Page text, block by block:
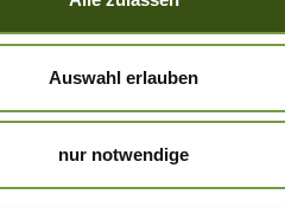
Auswahl erlauben
nur notwendige
kennenlernen